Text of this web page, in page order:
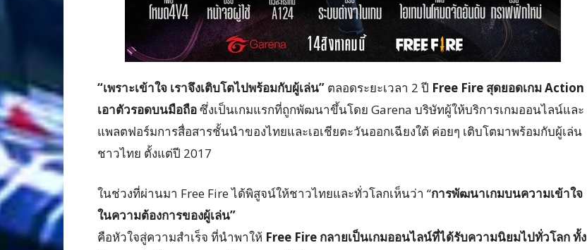
“เพราะเข้าใจ เราจึงเติบโตไปพร้อมกับผู้เล่น” ตลอดระยะเวลา 2 ปี Free Fire สุดยอดเกม Action
เอาตัวรอดบนมือถือซึ่งเป็นเกมแรกที่ถูกพัฒนาขึ้นโดย Garena บริษัทผู้ให้บริการเกมออนไลน์และ
แพลตฟอร์มการสื่อสารชั้นนำของไทยและเอเชียตะวันออกเฉียงใต้ ค่อยๆ เติบโตมาพร้อมกับผู้เล่น
ชาวไทย ตั้งแต่ปี 2017
ในช่วงที่ผ่านมา Free Fire ได้พิสูจน์ให้ชาวไทยและทั่วโลกเห็นว่า “การพัฒนาเกมบนความเข้าใจ
ในความต้องการของผู้เล่น”
คือหัวใจสู่ความสำเร็จ ที่นำพาให้ Free Fire กลายเป็นเกมออนไลน์ที่ได้รับความนิยมไปทั่วโลก ทั้ง